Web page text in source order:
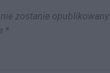
zostanie opublikowany.
*